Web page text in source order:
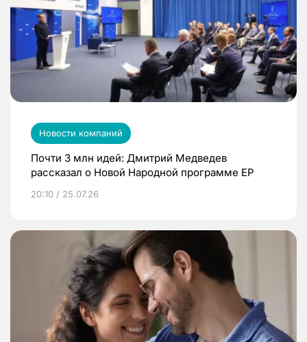
Новости компаний
Почти 3 млн идей: Дмитрий Медведев
рассказал о Новой Народной программе ЕР
20:10 / 25.07.26